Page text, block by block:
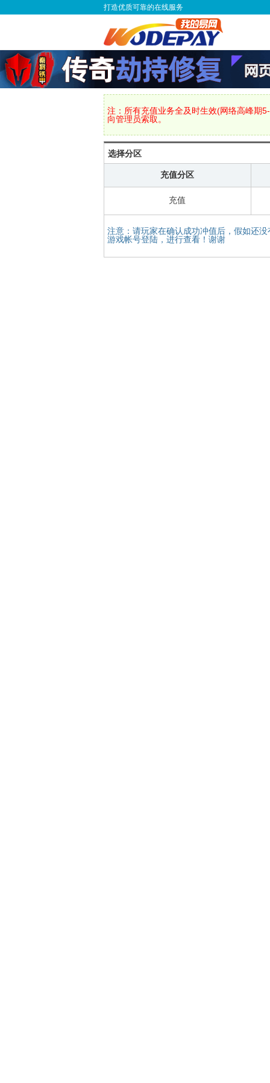
打造优质可靠的在线服务
注：所有充值业务全及时生效(网络高峰期
向管理员索取。
选择分区
充值分区
充值
注意：请玩家在确认成功冲值后，假如还
游戏帐号登陆，进行查看！谢谢